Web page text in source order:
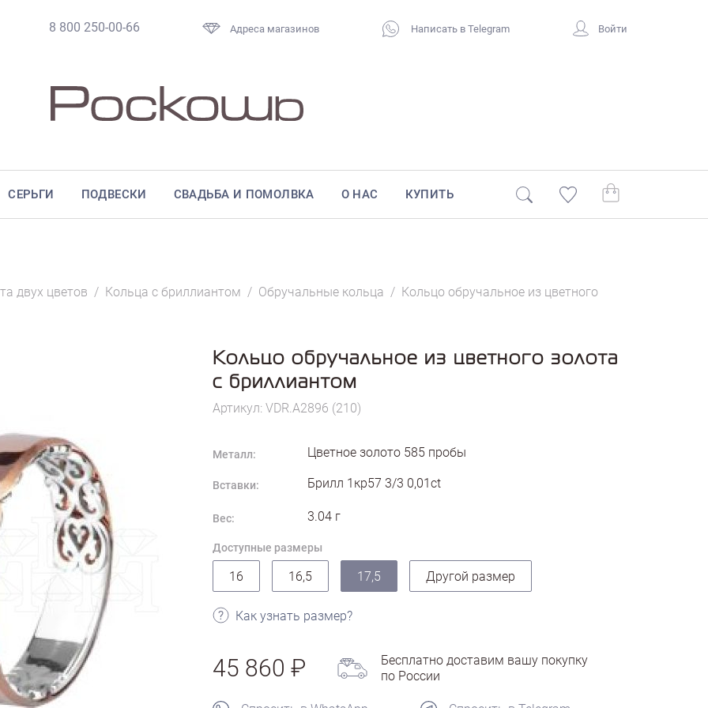
8 800 250-00-66 Адреса магазинов Написать в Telegram Войти
СЕРЬГИ ПОДВЕСКИ СВАДЬБА И ПОМОЛВКА О НАС КУПИТЬ
двух цветов / Кольца с бриллиантом / Обручальные кольца / Кольцо обручальное из цветного
Кольцо обручальное из цветного золота
с бриллиантом
Артикул: VDR.A2896 (210)
Металл: Цветное золото 585 пробы
Вставки: Брилл 1кр57 3/3 0,01ct
Вес: 3.04 г
Доступные размеры
16 16,5 17,5 Другой размер
Как узнать размер?
45 860
Бесплатно доставим вашу покупку
по России